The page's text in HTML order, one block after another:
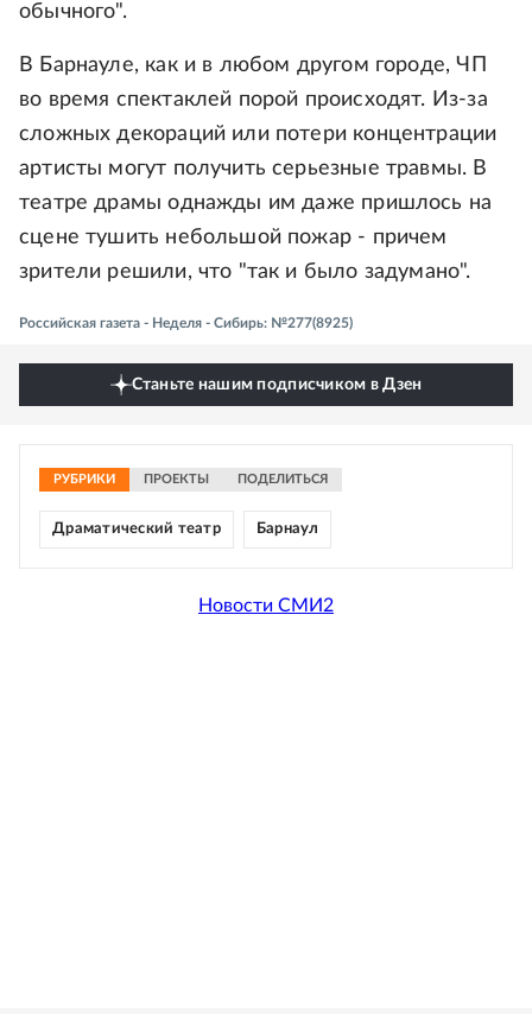
обычного".
В Барнауле, как и в любом другом городе, ЧП
во время спектаклей порой происходят. Из-за
сложных декораций или потери концентрации
артисты могут получить серьезные травмы. В
театре драмы однажды им даже пришлось на
сцене тушить небольшой пожар - причем
зрители решили, что "так и было задумано".
Российская газета - Неделя - Сибирь: №277(8925)
Станьте нашим подписчиком в Дзен
РУБРИКИ ПРОЕКТЫ ПОДЕЛИТЬСЯ
Драматический театр Барнаул
Новости СМИ2